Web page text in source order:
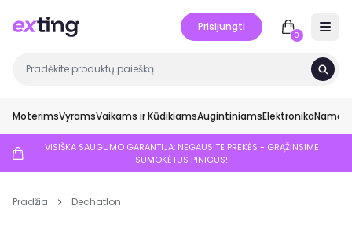
Prisijungti
0
MoterimsVyramsVaikams ir KūdikiamsAugintiniamsElektronikaNamai
VISIŠKA SAUGUMO GARANTIJA: NEGAUSITE PREKĖS - GRĄŽINSIME
SUMOKĖTUS PINIGUS!
Pradžia Dechatlon